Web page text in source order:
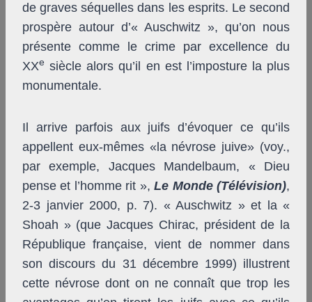
de graves séquelles dans les esprits. Le second
prospère autour d’« Auschwitz », qu’on nous
présente comme le crime par excellence du
XXe siècle alors qu’il en est l’imposture la plus
monumentale.
Il arrive parfois aux juifs d’évoquer ce qu’ils
appellent eux-mêmes «la névrose juive» (voy.,
par exemple, Jacques Mandelbaum, « Dieu
pense et l’homme rit »,Le Monde (Télévision),
2-3 janvier 2000, p. 7). « Auschwitz » et la «
Shoah » (que Jacques Chirac, président de la
République française, vient de nommer dans
son discours du 31 décembre 1999) illustrent
cette névrose dont on ne connaît que trop les